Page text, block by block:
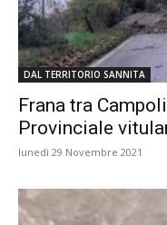
DAL TERRITORIO SANNITA
Frana tra
Provinciale
lunedì 29 Novembre 2021